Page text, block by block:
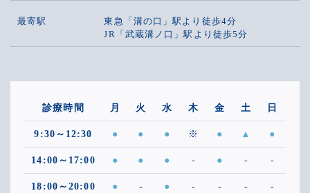
最寄駅
東急「溝の口」駅より徒歩4分
JR「武蔵溝ノ口」駅より徒歩5分
診療時間 月 火 水 木 金 土 日
9:30～12:30 ● ● ● ※ ● ▲ ●
14:00～17:00 ● ● ● - ● - -
18:00～20:00 ● - ● - - - -